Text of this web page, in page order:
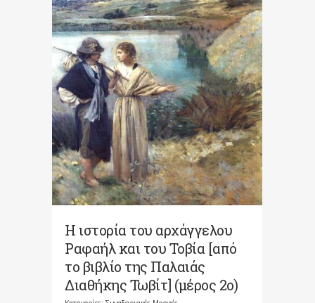
Η ιστορία του αρχάγγελου
Ραφαήλ και του Τοβία [από
το βιβλίο της Παλαιάς
Διαθήκης Τωβίτ] (μέρος 2ο)